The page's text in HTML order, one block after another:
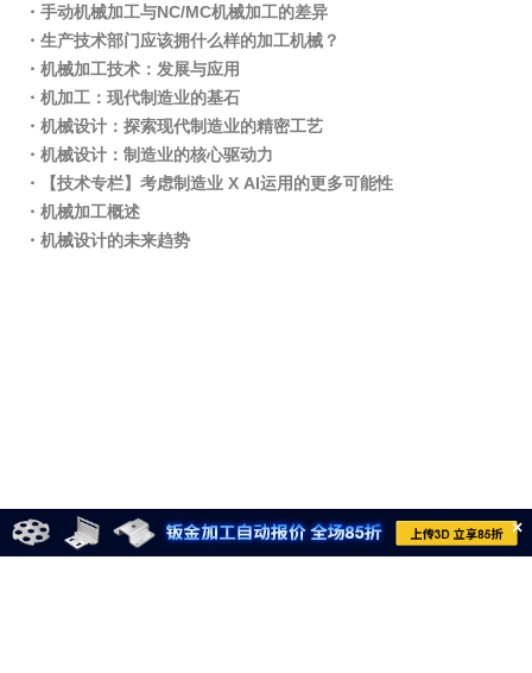
・手动机械加工与NC/MC机械加工的差异
・生产技术部门应该拥什么样的加工机械？
・机械加工技术：发展与应用
・机加工：现代制造业的基石
・机械设计：探索现代制造业的精密工艺
・机械设计：制造业的核心驱动力
・【技术专栏】考虑制造业 Χ AI运用的更多可能性
・机械加工概述
・机械设计的未来趋势
×